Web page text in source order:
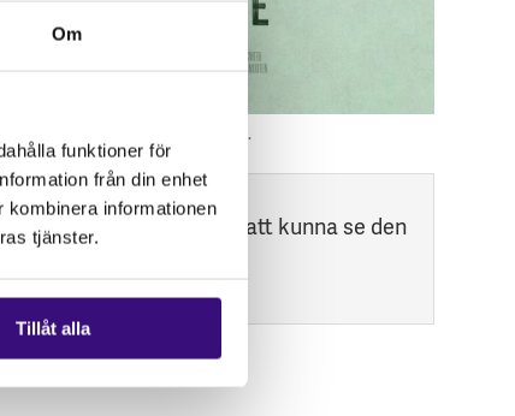
Om
funktioner för
från din enhet
informationen
tjänster.
Tillåt alla
Netshivhambe, Babalwa Makwetu.
för att kunna se den